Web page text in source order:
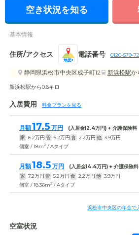
空き状況を知る
基本情報
住所/アクセス
地図
電話番号 0120-579-
静岡県浜松市中央区成子町12 新浜松駅か
新浜松駅から0.6キロ
入居費用 料金プランを見る
月額17.5 万円 (入居金12.4万円) + 介護保険料
家 6.2万円 管 5.2万円 食 2.2万円 他 3.9万円
個室 / 18m2 / Aタイプ
月額18.5 万円 (入居金14.4万円) + 介護保険料
家 7.2万円 管 5.2万円 食 2.2万円 他 3.9万円
個室 / 18.36m2 / Aタイプ
浜松市中央区の年金で
空室状況